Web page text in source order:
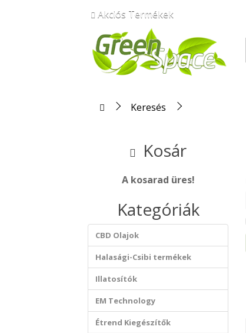
Akciós Termékek
Keresés
Kosár
A kosarad üres!
Kategóriák
CBD Olajok
Halasági-Csibi termékek
Illatosítók
EM Technology
Étrend Kiegészítők